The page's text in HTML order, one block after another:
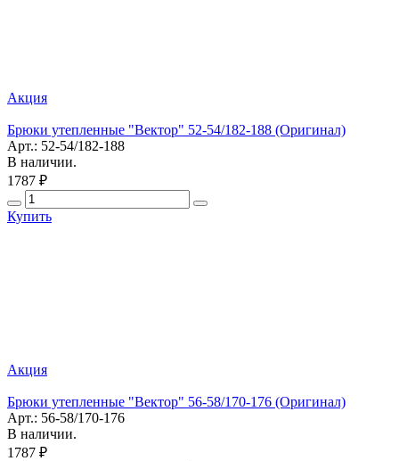
Акция
Брюки утепленные "Вектор" 52-54/182-188 (Оригинал)
Арт.: 52-54/182-188
В наличии.
1787 ₽
Купить
Акция
Брюки утепленные "Вектор" 56-58/170-176 (Оригинал)
Арт.: 56-58/170-176
В наличии.
1787 ₽